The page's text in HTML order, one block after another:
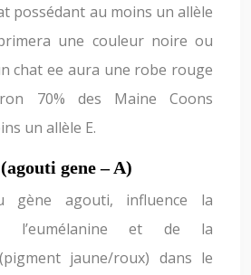
possédant au moins un allèle
une couleur noire ou
chat ee aura une robe rouge
70% des Maine Coons
un allèle E.
gene – A)
gène agouti, influence la
l’eumélanine et de la
jaune/roux) dans le